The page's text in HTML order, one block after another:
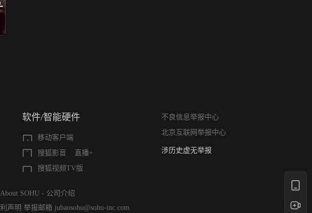
软件/智能硬件
移动客户端
搜狐影音
直播+
搜狐视频TV版
不良信息举报中心
北京互联网举报中心
亚运会举报专区
涉历史虚无举报
About SOHU - 公司介绍
声明 举报邮箱 jubaosohu@sohu-inc.com